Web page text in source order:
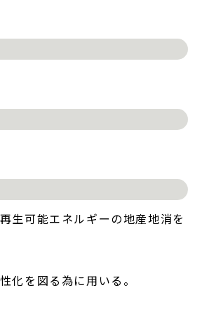
生可能エネルギーの地産地消を
化を図る為に用いる。